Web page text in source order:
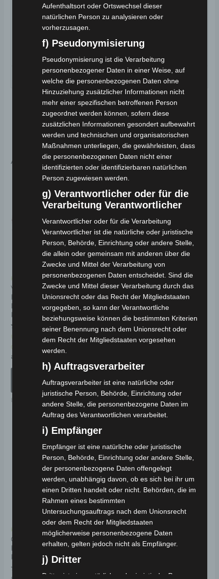
K5 PRO K5 VAN
JETZT ANFRAGEN
Ähnliche Produkte
Angebot!
Kostenloser Versand
Angebot!
VOLTA VT5 HAUBE
ELEKTRO-
LASTENDREIRAD 25-45
KM/H
Bewertet
5.00
Ungeprüfte
Gesamtbewertungen
ab
WÄHLEN
Dieses
Produkt
weist
mehrere
Varianten
auf.
Optionen
können
auf
der
Produktseite
gewählt
Elektro-Fahrzeuge
Angebot!
Kostenloser Versand
Angebot!
VOLTA VM4 NEO
ELEKTRO-
SENIORENMOBIL 25
KM/H
mit
war:
1.590,00 €
1.431,00
ist:
1.431,00 €.
Elektro-Fahrzeuge
Kostenloser Versand
COCO BIKE CP-1
ELEKTRO-CHOPPER 45
KM/H
Bewertet
Produkt
weist
mehrere
Varianten
auf.
Die
Optionen
können
Produktseite
Aufenthaltsort oder Ortswechsel dieser
natürlichen Person zu analysieren oder
vorherzusagen.
f) Pseudonymisierung
Pseudonymisierung ist die Verarbeitung
personenbezogener Daten in einer Weise, auf
welche die personenbezogenen Daten ohne
Hinzuziehung zusätzlicher Informationen nicht
mehr einer spezifischen betroffenen Person
zugeordnet werden können, sofern diese
zusätzlichen Informationen gesondert aufbewahrt
werden und technischen und organisatorischen
Maßnahmen unterliegen, die gewährleisten, dass
die personenbezogenen Daten nicht einer
identifizierten oder identifizierbaren natürlichen
Person zugewiesen werden.
g) Verantwortlicher oder für die
Verarbeitung Verantwortlicher
Verantwortlicher oder für die Verarbeitung
Verantwortlicher ist die natürliche oder juristische
Person, Behörde, Einrichtung oder andere Stelle,
die allein oder gemeinsam mit anderen über die
Zwecke und Mittel der Verarbeitung von
personenbezogenen Daten entscheidet. Sind die
Zwecke und Mittel dieser Verarbeitung durch das
Unionsrecht oder das Recht der Mitgliedstaaten
vorgegeben, so kann der Verantwortliche
beziehungsweise können die bestimmten Kriterien
seiner Benennung nach dem Unionsrecht oder
dem Recht der Mitgliedstaaten vorgesehen
werden.
h) Auftragsverarbeiter
Auftragsverarbeiter ist eine natürliche oder
juristische Person, Behörde, Einrichtung oder
andere Stelle, die personenbezogene Daten im
Auftrag des Verantwortlichen verarbeitet.
i) Empfänger
Empfänger ist eine natürliche oder juristische
Person, Behörde, Einrichtung oder andere Stelle,
der personenbezogene Daten offengelegt
werden, unabhängig davon, ob es sich bei ihr um
einen Dritten handelt oder nicht. Behörden, die im
Rahmen eines bestimmten
Untersuchungsauftrags nach dem Unionsrecht
oder dem Recht der Mitgliedstaaten
möglicherweise personenbezogene Daten
erhalten, gelten jedoch nicht als Empfänger.
j) Dritter
Dritter ist eine natürliche oder juristische Person,